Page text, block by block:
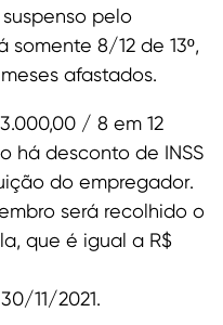
pelo
8/12 de 13º,
afastados.
/ 8 em 12
há desconto de INSS
do empregador.
será recolhido o
que é igual a R$
11/2021.